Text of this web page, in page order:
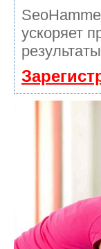
ускоряет